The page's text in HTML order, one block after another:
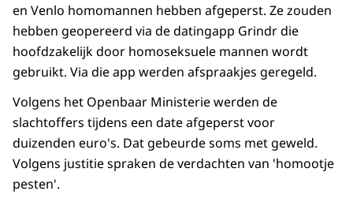
en Venlo homomannen hebben afgeperst. Ze zouden
hebben geopereerd via de datingapp Grindr die
hoofdzakelijk door homoseksuele mannen wordt
gebruikt. Via die app werden afspraakjes geregeld.
Volgens het Openbaar Ministerie werden de
slachtoffers tijdens een date afgeperst voor
duizenden euro's. Dat gebeurde soms met geweld.
Volgens justitie spraken de verdachten van 'homootje
pesten'.